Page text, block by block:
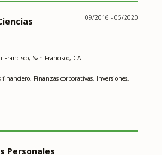
09/2016 - 05/2020
San Francisco, CA
financiero, Finanzas corporativas, Inversiones,
Personales